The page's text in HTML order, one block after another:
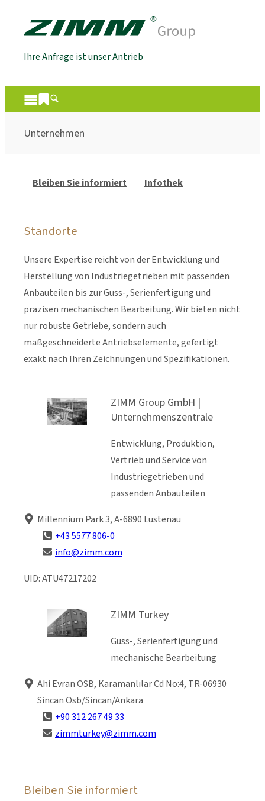
Ihre Anfrage ist unser Antrieb
Unternehmen
Bleiben Sie informiert Infothek
Standorte
Unsere Expertise reicht von der Entwicklung und
Herstellung von Industriegetrieben mit passenden
Anbauteilen bis zur Guss-, Serienfertigung und
präzisen mechanischen Bearbeitung. Wir bieten nicht
nur robuste Getriebe, sondern auch
maßgeschneiderte Antriebselemente, gefertigt
exakt nach Ihren Zeichnungen und Spezifikationen.
ZIMM Group GmbH |
Unternehmenszentrale
Entwicklung, Produktion,
Vertrieb und Service von
Industriegetrieben und
passenden Anbauteilen
Millennium Park 3, A-6890 Lustenau
+43 5577 806-0
info@zimm.com
UID: ATU47217202
ZIMM Turkey
Guss-, Serienfertigung und
mechanische Bearbeitung
Ahi Evran OSB, Karamanlılar Cd No:4, TR-06930
Sincan Osb/Sincan/Ankara
+90 312 267 49 33
zimmturkey@zimm.com
Bleiben Sie informiert